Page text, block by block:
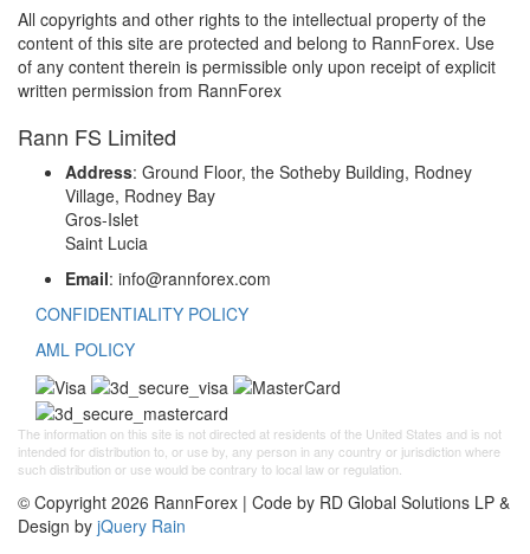
All copyrights and other rights to the intellectual property of the
content of this site are protected and belong to RannForex. Use
of any content therein is permissible only upon receipt of explicit
written permission from RannForex
Rann FS Limited
Address: Ground Floor, the Sotheby Building, Rodney
Village, Rodney Bay
Gros-Islet
Saint Lucia
Email: info@rannforex.com
CONFIDENTIALITY POLICY
AML POLICY
The information on this site is not directed at residents of the United States and is not
intended for distribution to, or use by, any person in any country or jurisdiction where
such distribution or use would be contrary to local law or regulation.
© Copyright 2026 RannForex | Code by RD Global Solutions LP &
Design by jQuery Rain